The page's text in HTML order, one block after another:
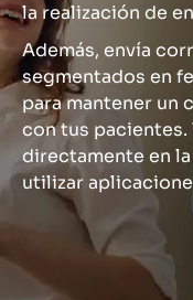
la realización de
Además, envía
segmentados en
para mantener un
con tus pacientes.
directamente en
utilizar